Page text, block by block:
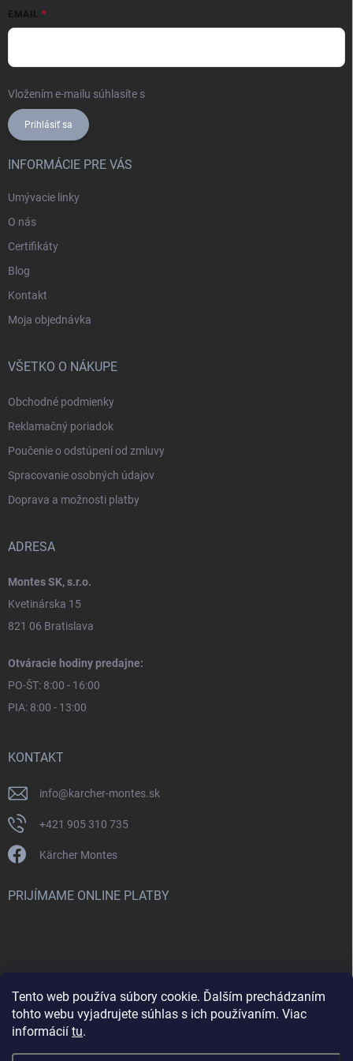
Tento web používa súbory cookie. Ďalším prechádzaním
tohto webu vyjadrujete súhlas s ich používaním. Viac
informácií tu.
EMAIL
Vložením e-mailu súhlasíte s
Prihlásiť sa
INFORMÁCIE PRE VÁS
Umývacie linky
O nás
Certifikáty
Blog
Kontakt
Moja objednávka
VŠETKO O NÁKUPE
Obchodné podmienky
Reklamačný poriadok
Poučenie o odstúpení od zmluvy
Spracovanie osobných údajov
Doprava a možnosti platby
ADRESA
Montes SK, s.r.o.
Kvetinárska 15
821 06 Bratislava
Otváracie hodiny predajne:
PO-ŠT: 8:00 - 16:00
PIA: 8:00 - 13:00
KONTAKT
info@karcher-montes.sk
+421 905 310 735
Kärcher Montes
PRIJÍMAME ONLINE PLATBY
Nenašli ste čo ste hľadali? Máte záujem o inú značku? Skúste
navštíviť aj našu stránku Montclean.sk